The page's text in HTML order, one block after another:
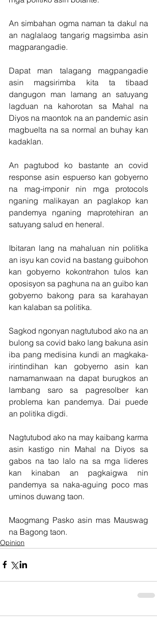
An simbahan ogma naman ta dakul na
an naglalaog tangarig magsimba asin
magparangadie.
Dapat man talagang magpangadie
asin magsirimba kita ta tibaad
dangugon man lamang an satuyang
lagduan na kahorotan sa Mahal na
Diyos na maontok na an pandemic asin
magbuelta na sa normal an buhay kan
kadaklan.
An pagtubod ko bastante an covid
response asin espuerso kan gobyerno
na mag-imponir nin mga protocols
nganing malikayan an paglakop kan
pandemya nganing maprotehiran an
satuyang salud en heneral.
Ibitaran lang na mahaluan nin politika
an isyu kan covid na bastang guibohon
kan gobyerno kokontrahon tulos kan
oposisyon sa paghuna na an guibo kan
gobyerno bakong para sa karahayan
kan kalaban sa politika.
Sagkod ngonyan nagtutubod ako na an
bulong sa covid bako lang bakuna asin
iba pang medisina kundi an magkaka-
irintindihan kan gobyerno asin kan
namamanwaan na dapat burugkos an
lambang saro sa pagresolber kan
problema kan pandemya. Dai puede
an politika digdi.
Nagtutubod ako na may kaibang karma
asin kastigo nin Mahal na Diyos sa
gabos na tao lalo na sa mga lideres
kan kinaban an pagkaigwa nin
pandemya sa naka-aguing poco mas
uminos duwang taon.
Maogmang Pasko asin mas Mauswag
na Bagong taon.
Opinion